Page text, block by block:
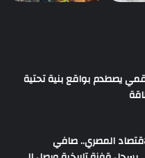
يصطدم بواقع بنية تحتية
المصري.. صافي